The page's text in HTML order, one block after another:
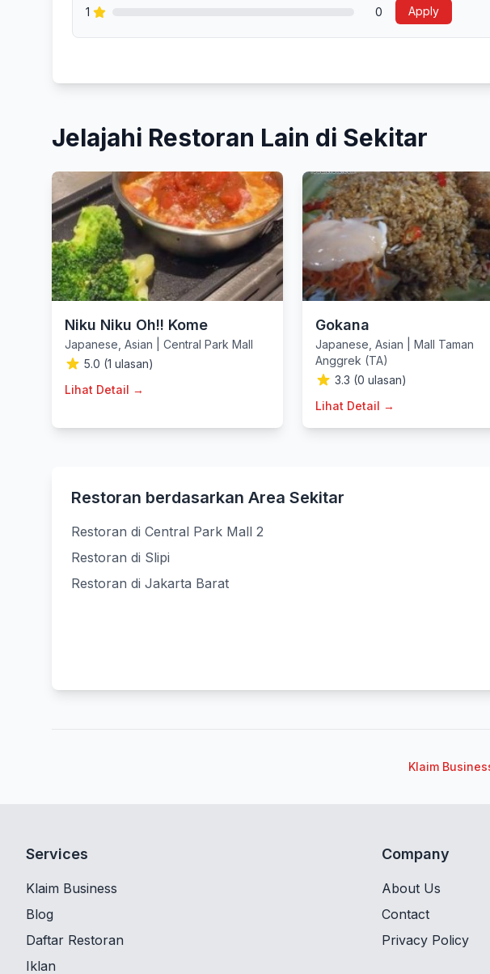
1
0 Apply
Jelajahi Restoran Lain di Sekitar
Niku Niku Oh!! Kome
Japanese Asian
Central Park Mall
5.0 (1 ulasan)
Lihat Detail →
Gokana
Japanese Asian
Mall Taman
Anggrek (TA)
3.3 (0 ulasan)
Lihat Detail →
Restoran berdasarkan Area Sekitar
Restoran di Central Park Mall 2
Restoran di Slipi
Restoran di Jakarta Barat
Klaim
Services
Klaim Business
Blog
Daftar Restoran
Iklan
Company
About Us
Contact
Privacy Policy